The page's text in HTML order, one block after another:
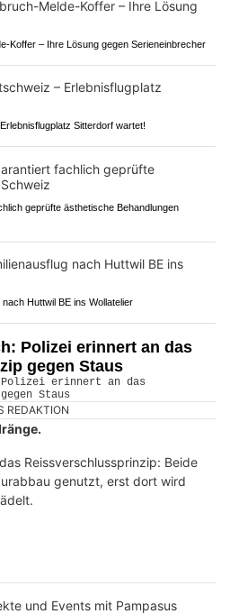
Koffer – Ihre Lösung gegen Serieneinbrecher
Sitterdorf wartet!
geprüfte ästhetische Behandlungen
Huttwil BE ins Wollatelier
Polizei erinnert an das
gegen Staus
REDAKTION
Reissverschlussprinzip: Beide
genutzt, erst dort wird